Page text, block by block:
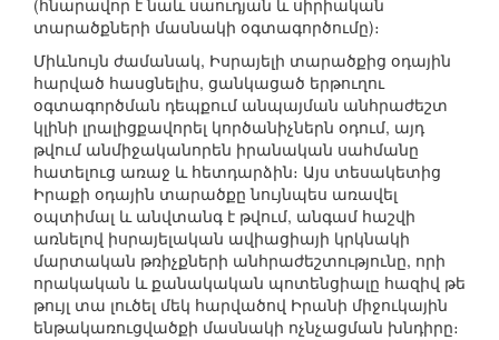
(հնարավոր է նաև սաուդյան և սիրիական
տարածքների մասնակի օգտագործումը)։
Միևնույն ժամանակ, Իսրայելի տարածքից օդային
հարված հասցնելիս, ցանկացած երթուղու
օգտագործման դեպքում անպայման անհրաժեշտ
կլինի լրալիցքավորել կործանիչներն օդում, այդ
թվում անմիջականորեն իրանական սահմանը
հատելուց առաջ և հետդարձին։ Այս տեսակետից
Իրաքի օդային տարածքը նույնպես առավել
օպտիմալ և անվտանգ է թվում, անգամ հաշվի
առնելով իսրայելական ավիացիայի կրկնակի
մարտական թռիչքների անհրաժեշտությունը, որի
որակական և քանակական պոտենցիալը հազիվ թե
թույլ տա լուծել մեկ հարվածով Իրանի միջուկային
ենթակառուցվածքի մասնակի ոչնչացման խնդիրը։